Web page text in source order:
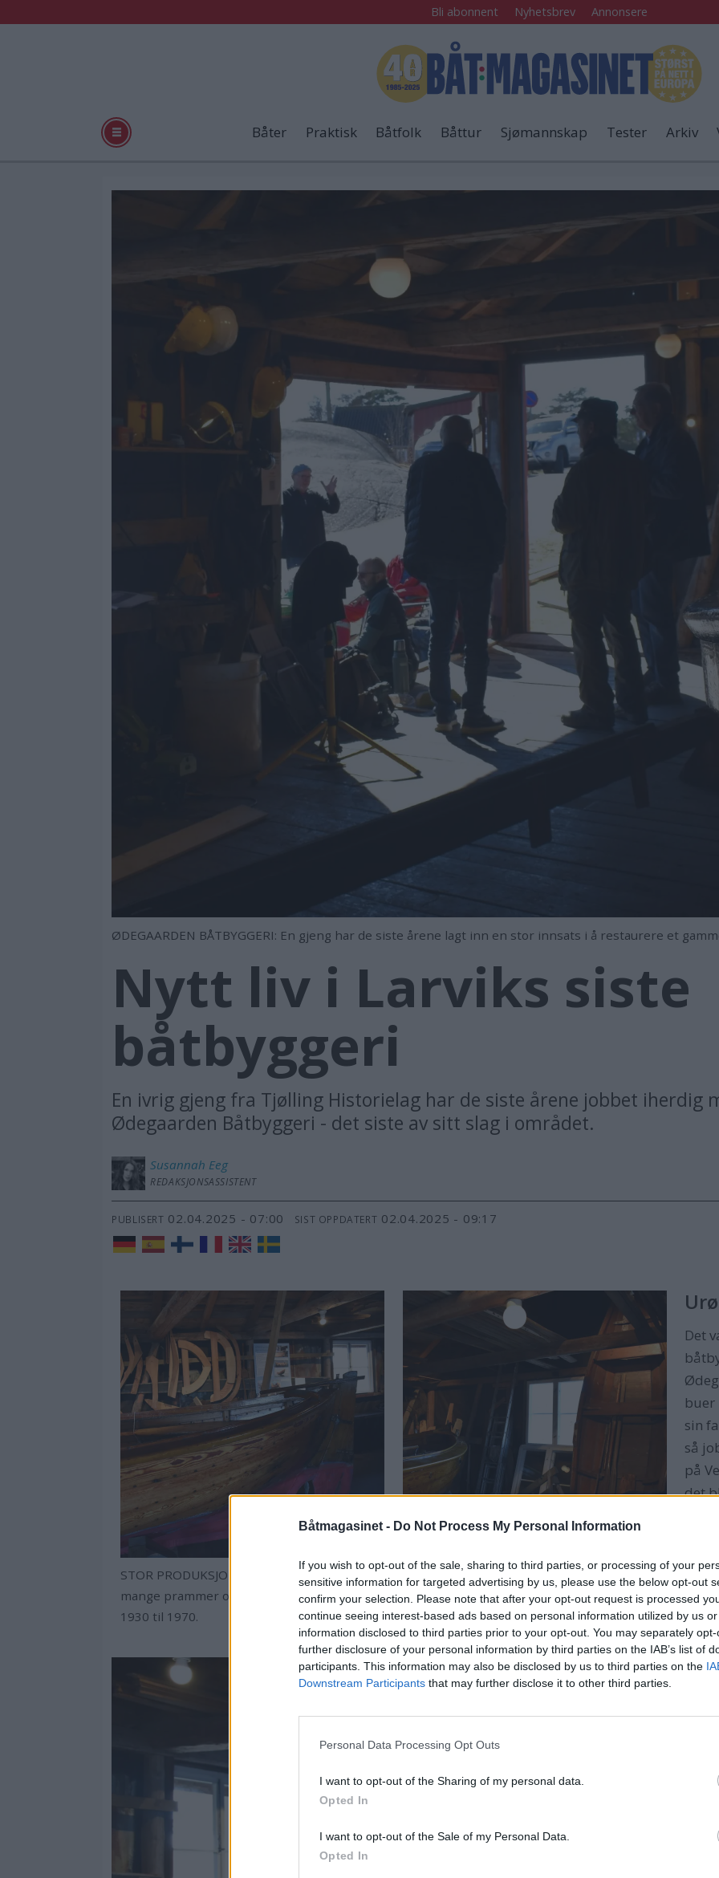
Båtmagasinet - Do Not Process My Personal Information
If you wish to opt-out of the sale, sharing to third parties, or processing of your
sensitive information for targeted advertising by us, please use the below opt-out
confirm your selection. Please note that after your opt-out request is processed
continue seeing interest-based ads based on personal information utilized by us
information disclosed to third parties prior to your opt-out. You may separately
further disclosure of your personal information by third parties on the IAB’s list of
participants. This information may also be disclosed by us to third parties on the
Downstream Participants that may further disclose it to other third parties.
Personal Data Processing Opt Outs
I want to opt-out of the Sharing of my personal data.
Opted In
I want to opt-out of the Sale of my Personal Data.
Opted In
Bli abonnent Nyhetsbrev Annonsere
Båter Praktisk Båtfolk Båttur Sjømannskap Tester Arkiv
ØDEGAARDEN BÅTBYGGERI: En gjeng har de siste årene lagt inn en stor innsats i å restaurere et
Nytt liv i Larviks siste
båtbyggeri
En ivrig gjeng fra Tjølling Historielag har de siste årene jobbet iherdig
Ødegaarden Båtbyggeri - det siste av sitt slag i området.
Susannah Eeg
REDAKSJONSASSISTENT
PUBLISERT 02.04.2025 - 07:00 SIST OPPDATERT 02.04.2025 - 09:17
STOR PRODUKSJON: Her ble det bygd
mange prammer og seilsjekter fra omkring
1930 til 1970.
NYTT LIV: Driften av båtbyggeriet opphørte
om lag 1970, men de siste to årene har
bygget gjennomgått store oppgraderinger.
Det
buer
sin
så
på
det
har